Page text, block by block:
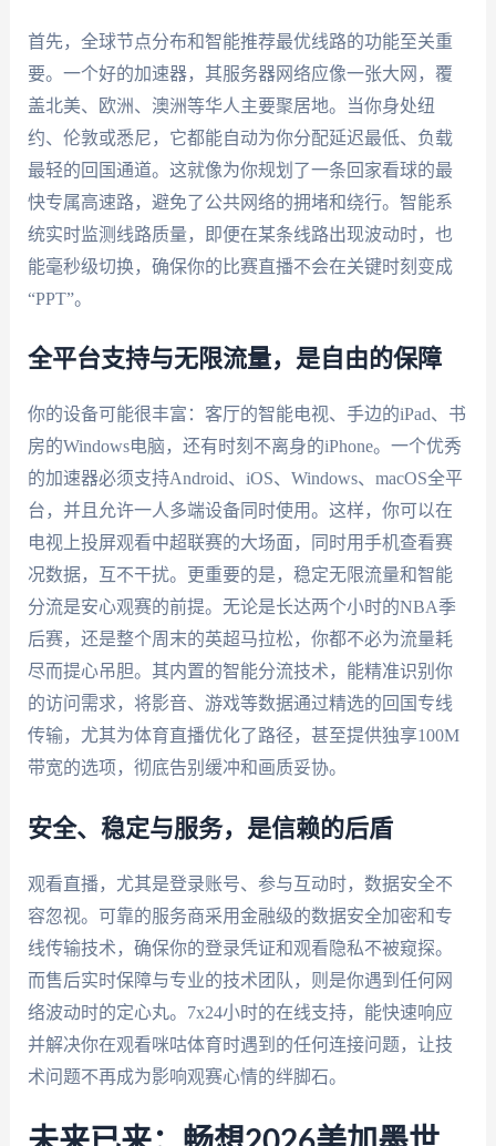
首先，全球节点分布和智能推荐最优线路的功能至关重
要。一个好的加速器，其服务器网络应像一张大网，覆
盖北美、欧洲、澳洲等华人主要聚居地。当你身处纽
约、伦敦或悉尼，它都能自动为你分配延迟最低、负载
最轻的回国通道。这就像为你规划了一条回家看球的最
快专属高速路，避免了公共网络的拥堵和绕行。智能系
统实时监测线路质量，即便在某条线路出现波动时，也
能毫秒级切换，确保你的比赛直播不会在关键时刻变成
“PPT”。
全平台支持与无限流量，是自由的保障
你的设备可能很丰富：客厅的智能电视、手边的iPad、书
房的Windows电脑，还有时刻不离身的iPhone。一个优秀
的加速器必须支持Android、iOS、Windows、macOS全平
台，并且允许一人多端设备同时使用。这样，你可以在
电视上投屏观看中超联赛的大场面，同时用手机查看赛
况数据，互不干扰。更重要的是，稳定无限流量和智能
分流是安心观赛的前提。无论是长达两个小时的NBA季
后赛，还是整个周末的英超马拉松，你都不必为流量耗
尽而提心吊胆。其内置的智能分流技术，能精准识别你
的访问需求，将影音、游戏等数据通过精选的回国专线
传输，尤其为体育直播优化了路径，甚至提供独享100M
带宽的选项，彻底告别缓冲和画质妥协。
安全、稳定与服务，是信赖的后盾
观看直播，尤其是登录账号、参与互动时，数据安全不
容忽视。可靠的服务商采用金融级的数据安全加密和专
线传输技术，确保你的登录凭证和观看隐私不被窥探。
而售后实时保障与专业的技术团队，则是你遇到任何网
络波动时的定心丸。7x24小时的在线支持，能快速响应
并解决你在观看咪咕体育时遇到的任何连接问题，让技
术问题不再成为影响观赛心情的绊脚石。